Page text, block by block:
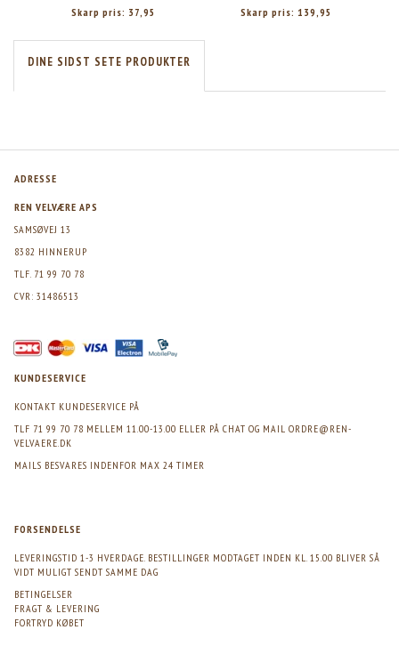
Skarp pris: 37,95 Skarp pris: 139,95
DINE SIDST SETE PRODUKTER
ADRESSE
REN VELVÆRE APS
SAMSØVEJ 13
8382 HINNERUP
TLF. 71 99 70 78
CVR: 31486513
KUNDESERVICE
KONTAKT KUNDESERVICE PÅ
TLF 71 99 70 78 MELLEM 11.00-13.00 ELLER PÅ CHAT OG MAIL ORDRE@REN-
VELVAERE.DK
MAILS BESVARES INDENFOR MAX 24 TIMER
FORSENDELSE
LEVERINGSTID 1-3 HVERDAGE. BESTILLINGER MODTAGET INDEN KL. 15.00 BLIVER SÅ
VIDT MULIGT SENDT SAMME DAG
BETINGELSER
FRAGT & LEVERING
FORTRYD KØBET